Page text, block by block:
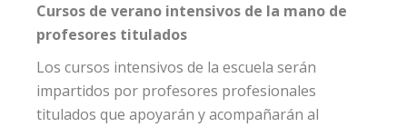
Cursos de verano intensivos de la mano de
profesores titulados
Los cursos intensivos de la escuela serán
impartidos por profesores profesionales
titulados que apoyarán y acompañarán al